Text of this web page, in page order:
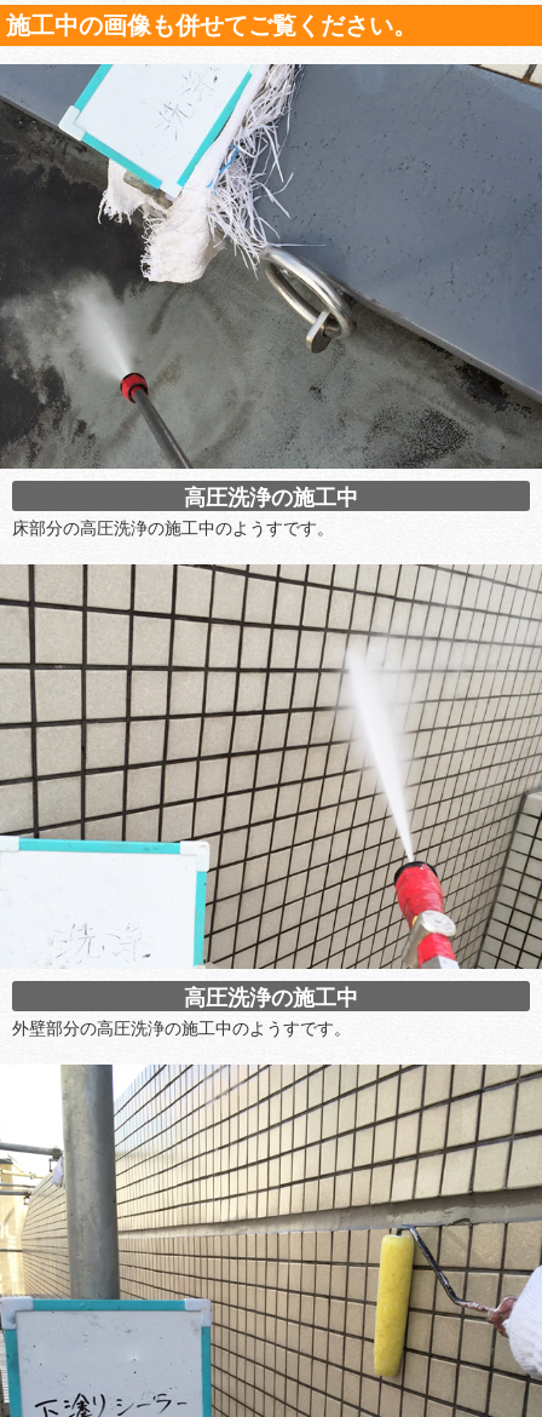
施工中の画像も併せてご覧ください。
高圧洗浄の施工中
床部分の高圧洗浄の施工中のようすです。
高圧洗浄の施工中
外壁部分の高圧洗浄の施工中のようすです。